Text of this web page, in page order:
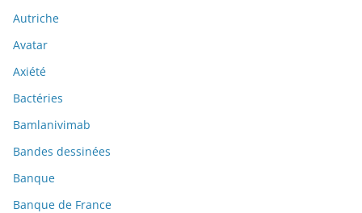
Autriche
Avatar
Axiété
Bactéries
Bamlanivimab
Bandes dessinées
Banque
Banque de France